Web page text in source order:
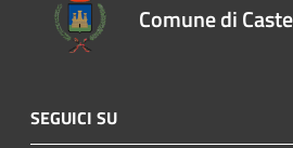
Comune di
SEGUICI SU